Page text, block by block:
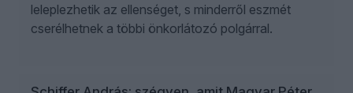
leleplezhetik az ellenséget, s minderről eszmét
cserélhetnek a többi önkorlátozó polgárral.